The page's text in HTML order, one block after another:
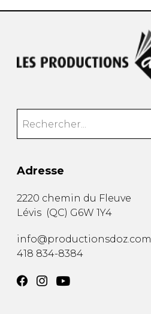
Adresse
2220 chemin du Fleuve
Lévis (QC) G6W 1Y4
info@productionsdoz.com
418 834-8384